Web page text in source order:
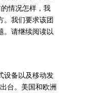
情况怎样，我
。我们要求该团
。请继续阅读以
设备以及移动发
台。美国和欧洲